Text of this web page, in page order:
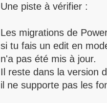
Une piste à vérifier :
Les migrations de
si tu fais un edit en
n'a pas été mis à jour.
Il reste dans la version
il ne supporte pas les